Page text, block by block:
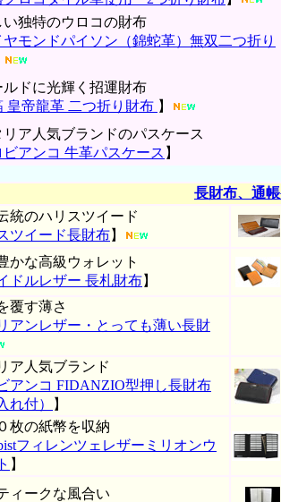
い独特のウロコの財布
ヤモンドパイソン（錦蛇革）無双二つ折り
ルドに光輝く招運財布
皇帝龍革 二つ折り財布 】
リア人気ブランドのパスケース
ビアンコ 牛革パスケース 】
長財布、通
統のハリスツイード
ツイード長財布】
かな高級ウォレット
ドルレザー 長札財布】
覆す薄さ
アンレザー・とっても薄い長財
ア人気ブランド
アンコ FIDANZIO型押し長財布
れ付）
】
枚の紙幣を収納
フィレンツェレザーミリオンウ
】
ィークな風合い